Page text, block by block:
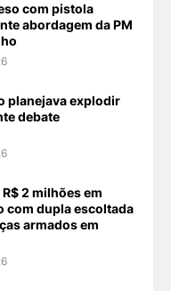
com pistola
abordagem da PM
planejava explodir
debate
2 milhões em
com dupla escoltada
armados em